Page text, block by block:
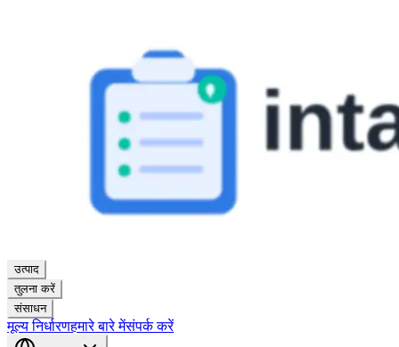
उत्पाद
तुलना करें
संसाधन
मूल्य निर्धारणहमारे बारे मेंसंपर्क करें